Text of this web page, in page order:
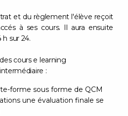
et du règlement l'élève reçoit
à ses cours. Il aura ensuite
sur 24.
cours e learning
:
forme sous forme de QCM
une évaluation finale se